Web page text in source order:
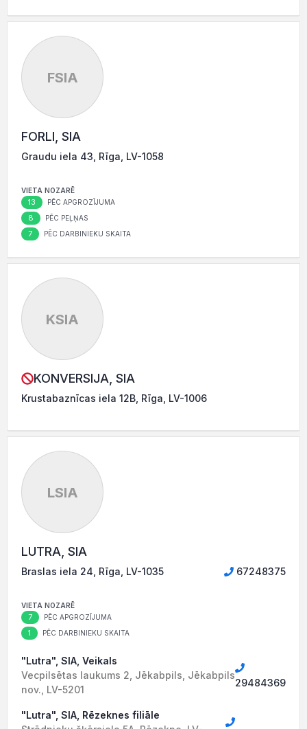
FSIA
FORLI, SIA
Graudu iela 43, Rīga, LV-1058
VIETA NOZARĒ
13 PĒC APGROZĪJUMA
8 PĒC PEĻŅAS
7 PĒC DARBINIEKU SKAITA
KSIA
KONVERSIJA, SIA
Krustabaznīcas iela 12B, Rīga, LV-1006
LSIA
LUTRA, SIA
Braslas iela 24, Rīga, LV-1035 67248375
VIETA NOZARĒ
7 PĒC APGROZĪJUMA
1 PĒC DARBINIEKU SKAITA
"Lutra", SIA, Veikals
Vecpilsētas laukums 2, Jēkabpils, Jēkabpils
nov., LV-5201
29484369
"Lutra", SIA, Rēzeknes filiāle